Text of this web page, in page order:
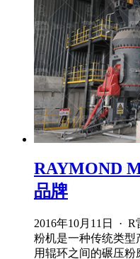
RAYMOND
品牌
2016年10月11日 ·
粉机是一种传统类型
用辊环之间的碾压